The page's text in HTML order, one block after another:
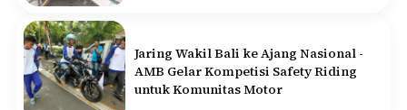
Jaring Wakil Bali ke Ajang Nasional -
AMB Gelar Kompetisi Safety Riding
untuk Komunitas Motor